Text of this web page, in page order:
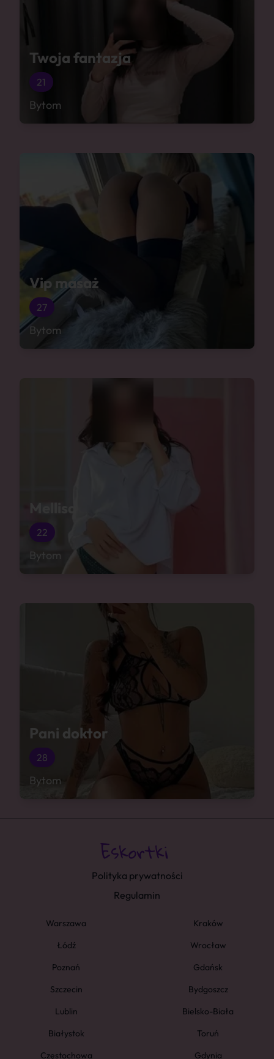
Twoja fantazja
21
Bytom
Vip masaż
27
Bytom
22
Bytom
Pani doktor
28
Bytom
Polityka prywatności
Regulamin
Warszawa
Kraków
Łódź
Wrocław
Poznań
Gdańsk
Szczecin
Bydgoszcz
Lublin
Bielsko-Biała
Białystok
Toruń
Częstochowa
Gdynia